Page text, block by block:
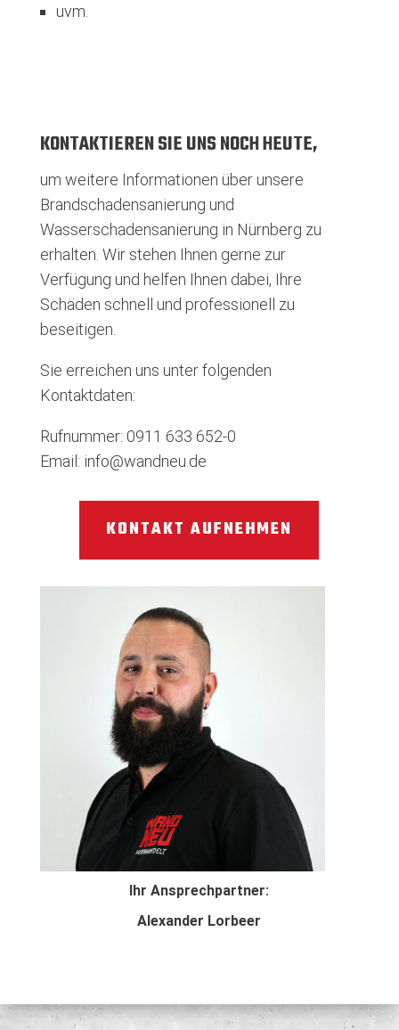
uvm.
KONTAKTIEREN SIE UNS NOCH HEUTE,
um weitere Informationen über unsere
Brandschadensanierung und
Wasserschadensanierung in Nürnberg zu
erhalten. Wir stehen Ihnen gerne zur
Verfügung und helfen Ihnen dabei, Ihre
Schäden schnell und professionell zu
beseitigen.
Sie erreichen uns unter folgenden
Kontaktdaten:
Rufnummer: 0911 633 652-0
Email: info@wandneu.de
KONTAKT AUFNEHMEN
Ihr Ansprechpartner:
Alexander Lorbeer